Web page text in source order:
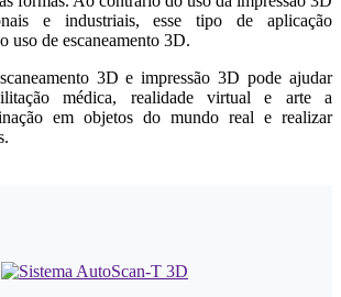
e industriais, esse tipo de aplicação
uso de escaneamento 3D.
3D e impressão 3D pode ajudar
médica, realidade virtual e arte a
em objetos do mundo real e realizar